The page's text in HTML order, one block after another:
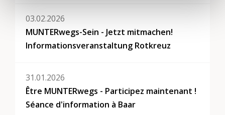
03.02.2026
MUNTERwegs-Sein - Jetzt mitmachen!
Informationsveranstaltung Rotkreuz
31.01.2026
Être MUNTERwegs - Participez maintenant !
Séance d'information à Baar